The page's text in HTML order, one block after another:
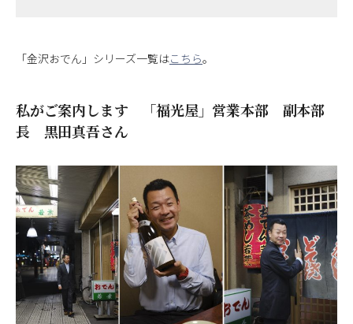
「金沢おでん」シリーズ一覧はこちら。
私がご案内します 「福光屋」営業本部 副本部
長 黒田真吾さん